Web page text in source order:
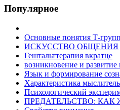
Популярное
Основные понятия Т-групп
ИСКУССТВО ОБЩЕНИЯ
Гештальттерапия вкратце
возникновение и
Язык и формирование
Характеристика
Психологический
ПРЕДАТЕЛЬСТВО: КАК